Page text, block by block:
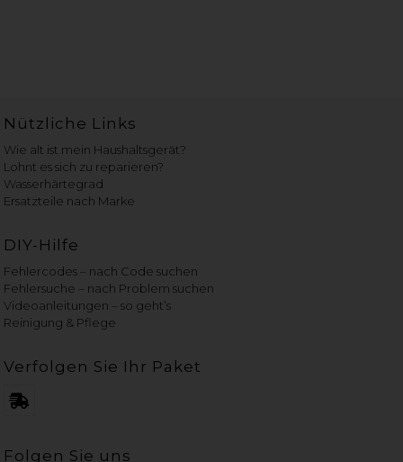
Nützliche Links
Wie alt ist mein Haushaltsgerät?
Lohnt es sich zu reparieren?
Wasserhärtegrad
Ersatzteile nach Marke
DIY-Hilfe
Fehlercodes – nach Code suchen
Fehlersuche – nach Problem suchen
Videoanleitungen – so geht’s
Reinigung & Pflege
Verfolgen Sie Ihr Paket
Folgen Sie uns